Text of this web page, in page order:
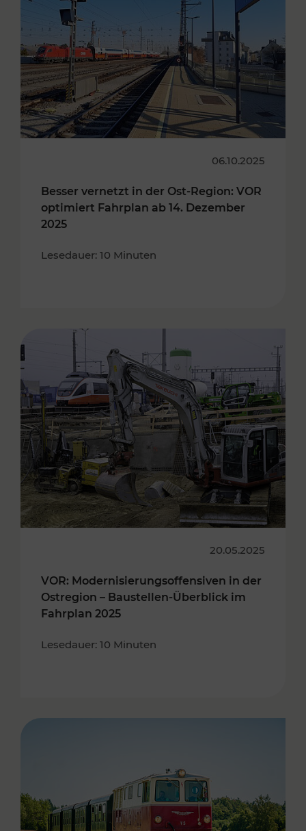
06.10.2025
Besser vernetzt in der Ost-Region: VOR
optimiert Fahrplan ab 14. Dezember
2025
Lesedauer: 10 Minuten
20.05.2025
VOR: Modernisierungsoffensiven in der
Ostregion – Baustellen-Überblick im
Fahrplan 2025
Lesedauer: 10 Minuten